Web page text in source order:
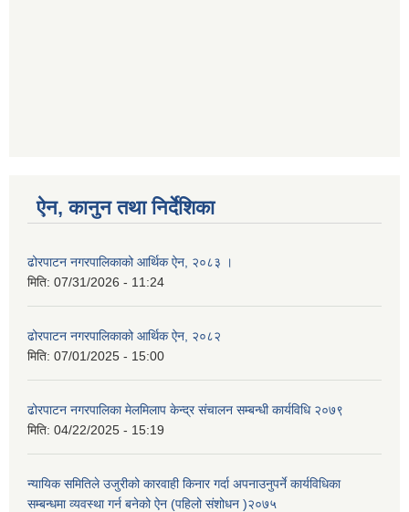
ऐन, कानुन तथा निर्देशिका
ढोरपाटन नगरपालिकाको आर्थिक ऐन, २०८३ ।
मिति: 07/31/2026 - 11:24
ढोरपाटन नगरपालिकाको आर्थिक ऐन, २०८२
मिति: 07/01/2025 - 15:00
ढोरपाटन नगरपालिका मेलमिलाप केन्द्र संचालन सम्बन्धी कार्यविधि २०७९
मिति: 04/22/2025 - 15:19
न्यायिक समितिले उजुरीको कारवाही किनार गर्दा अपनाउनुपर्ने कार्यविधिका
सम्बन्धमा व्यवस्था गर्न बनेको ऐन (पहिलो संशोधन )२०७५